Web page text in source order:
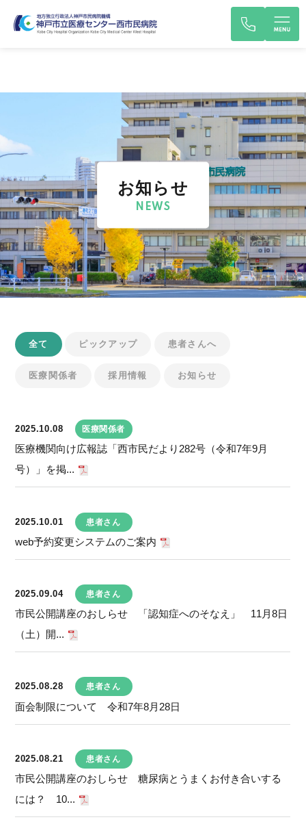
お知らせ
NEWS
全て ピックアップ 患者さんへ
医療関係者 採用情報 お知らせ
2025.10.08 医療関係者
医療機関向け広報誌「西市民だより282号（令和7年9月
号）」を掲...
2025.10.01 患者さん
web予約変更システムのご案内
2025.09.04 患者さん
市民公開講座のおしらせ 「認知症へのそなえ」 11月8日
（土）開...
2025.08.28 患者さん
面会制限について 令和7年8月28日
2025.08.21 患者さん
市民公開講座のおしらせ 糖尿病とうまくお付き合いする
には？ 10...